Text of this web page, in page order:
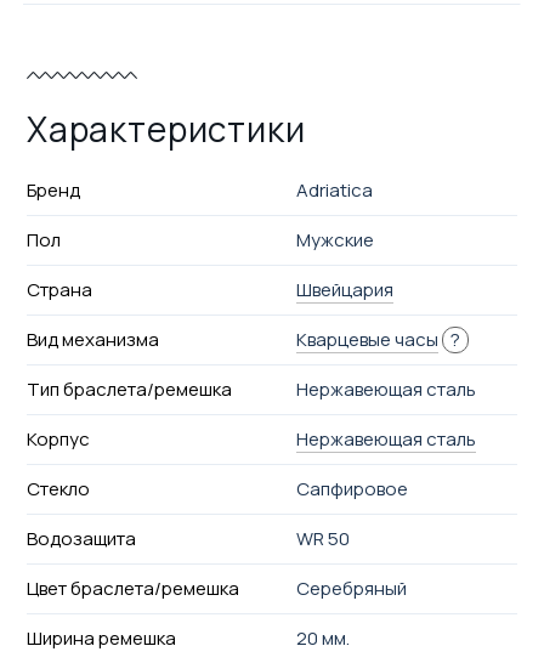
Характеристики
Бренд
Adriatica
Пол
Мужские
Страна
Швейцария
Вид механизма
Кварцевые часы ?
Тип браслета/ремешка
Нержавеющая сталь
Корпус
Нержавеющая сталь
Стекло
Сапфировое
Водозащита
WR 50
Цвет браслета/ремешка
Серебряный
Ширина ремешка
20 мм.